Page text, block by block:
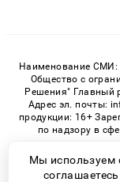
Наименование СМИ:
Общество с
Решения" Главный
Адрес эл. почты:
продукции: 16+
по надзору в
массовых
номер
Мы используем